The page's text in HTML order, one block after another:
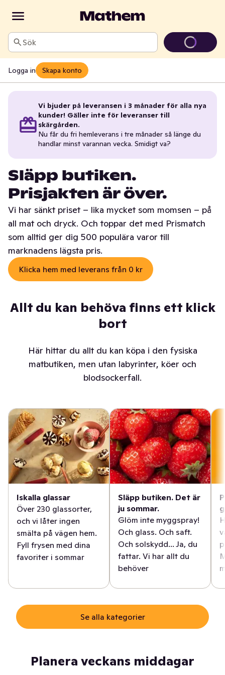
Sök
Logga in Skapa konto
Vi bjuder på leveransen i 3 månader för alla nya
kunder! Gäller inte för leveranser till
skärgården.
Nu får du fri hemleverans i tre månader så länge du
handlar minst varannan vecka. Smidigt va?
Släpp butiken.
Prisjakten är över.
Vi har sänkt priset – lika mycket som momsen – på
all mat och dryck. Och toppar det med Prismatch
som alltid ger dig 500 populära varor till
marknadens lägsta pris.
Klicka hem med leverans från 0 kr
Allt du kan behöva finns ett klick
bort
Här hittar du allt du kan köpa i den fysiska
matbutiken, men utan labyrinter, köer och
blodsockerfall.
Iskalla glassar
Över 230 glassorter,
och vi låter ingen
smälta på vägen hem.
Fyll frysen med dina
favoriter i sommar
Släpp butiken. Det är
ju sommar.
Glöm inte myggspray!
Och glass. Och saft.
Och solskydd... Ja, du
fattar. Vi har allt du
behöver
Se alla kategorier
Planera veckans middagar